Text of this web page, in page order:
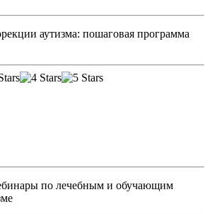
аутизма: пошаговая программа
по лечебным и обучающим